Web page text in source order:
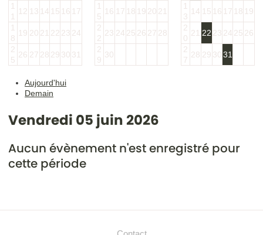
1
1
12 13 14 15 16 17
1
8
19 20 21 22 23 24
2
5
26 27 28 29 30 31
1
5
16 17 18 19 20 21
2
2
23 24 25 26 27 28
2
9
30
1
3
14 15 16 17 18 19
2
0
21 22 23 24 25 26
2
7
28 29 3031
Aujourd'hui
Demain
Vendredi 05 juin 2026
Aucun évènement n'est enregistré pour
cette période